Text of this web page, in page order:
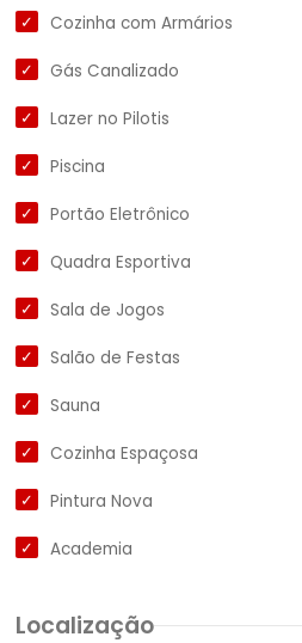
Cozinha com Armários
Gás Canalizado
Lazer no Pilotis
Piscina
Portão Eletrônico
Quadra Esportiva
Sala de Jogos
Salão de Festas
Sauna
Cozinha Espaçosa
Pintura Nova
Academia
Localização